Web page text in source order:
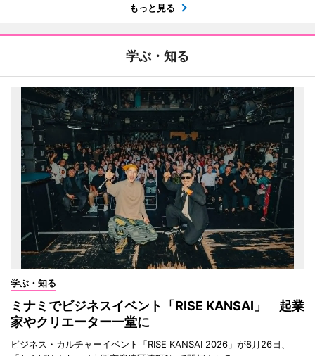
もっと見る
学ぶ・知る
学ぶ・知る
ミナミでビジネスイベント「RISE KANSAI」 起業
家やクリエーター一堂に
ビジネス・カルチャーイベント「RISE KANSAI 2026」が8月26日、